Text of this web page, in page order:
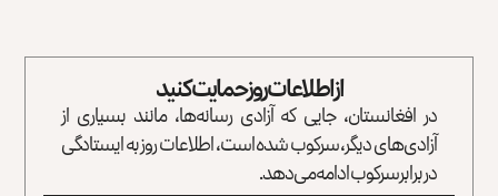
از اطلاعات روز حمایت کنید
در افغانستان، جایی که آزادی رسانه‌ها، مانند بسیاری از
آزادی‌های دیگر، سرکوب شده است، اطلاعات روز به ایستادگی
در برابر سرکوب ادامه می‌دهد.